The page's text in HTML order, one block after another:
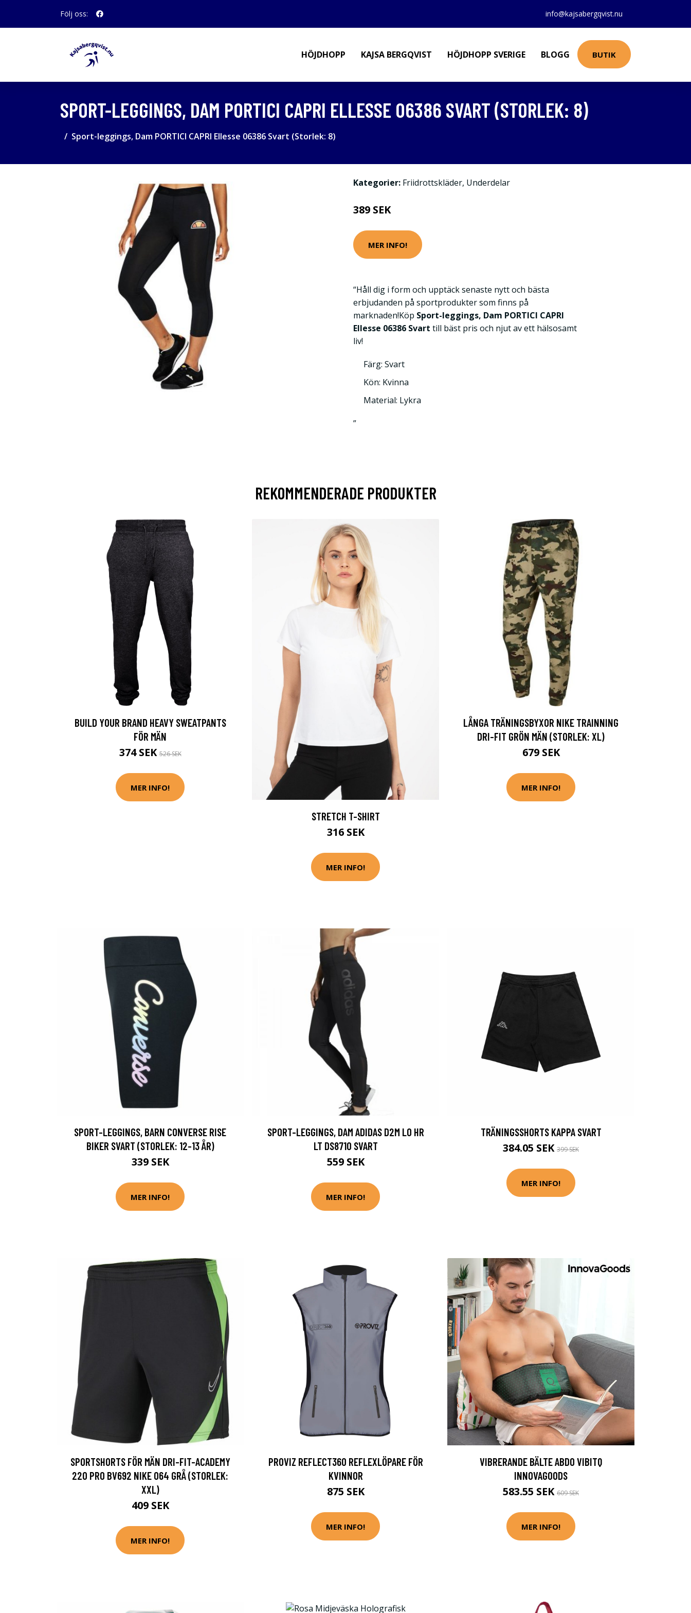
Följ oss: info@kajsabergqvist.nu
HÖJDHOPP KAJSA BERGQVIST HÖJDHOPP SVERIGE BLOGG BUTIK
SPORT-LEGGINGS, DAM PORTICI CAPRI ELLESSE 06386 SVART (STORLEK: 8)
Sport-leggings, Dam PORTICI CAPRI Ellesse 06386 Svart (Storlek: 8)
Kategorier: Friidrottskläder, Underdelar
389 SEK
MER INFO!
“Håll dig i form och upptäck senaste nytt och bästa
erbjudanden på sportprodukter som finns på
marknaden!Köp Sport-leggings, Dam PORTICI CAPRI
Ellesse 06386 Svart till bäst pris och njut av ett hälsosamt
liv!
Färg: Svart
Kön: Kvinna
Material: Lykra
”
REKOMMENDERADE PRODUKTER
BUILD YOUR BRAND HEAVY SWEATPANTS
FÖR MÄN
374 SEK526 SEK
MER INFO!
STRETCH T-SHIRT
316 SEK
MER INFO!
LÅNGA TRÄNINGSBYXOR NIKE TRAINNING
DRI-FIT GRÖN MÄN (STORLEK: XL)
679 SEK
MER INFO!
SPORT-LEGGINGS, BARN CONVERSE RISE
BIKER SVART (STORLEK: 12-13 ÅR)
339 SEK
MER INFO!
SPORT-LEGGINGS, DAM ADIDAS D2M LO HR
LT DS8710 SVART
559 SEK
MER INFO!
TRÄNINGSSHORTS KAPPA SVART
384.05 SEK 399 SEK
MER INFO!
SPORTSHORTS FÖR MÄN DRI-FIT-ACADEMY
220 PRO BV692 NIKE 064 GRÅ (STORLEK:
XXL)
409 SEK
MER INFO!
PROVIZ REFLECT360 REFLEXLÖPARE FÖR
KVINNOR
875 SEK
MER INFO!
VIBRERANDE BÄLTE ABDO VIBITQ
INNOVAGOODS
583.55 SEK 609 SEK
MER INFO!